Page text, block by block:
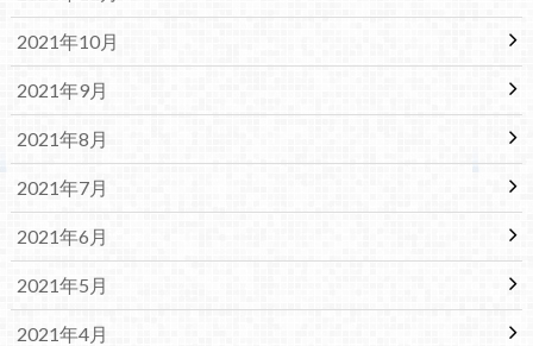
2021年10月
2021年9月
2021年8月
2021年7月
2021年6月
2021年5月
2021年4月